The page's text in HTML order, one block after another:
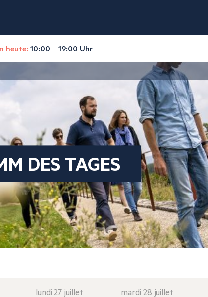
heute: 10:00 – 19:00 Uhr
DES TAGES
lundi 27 juillet mardi 28 juillet